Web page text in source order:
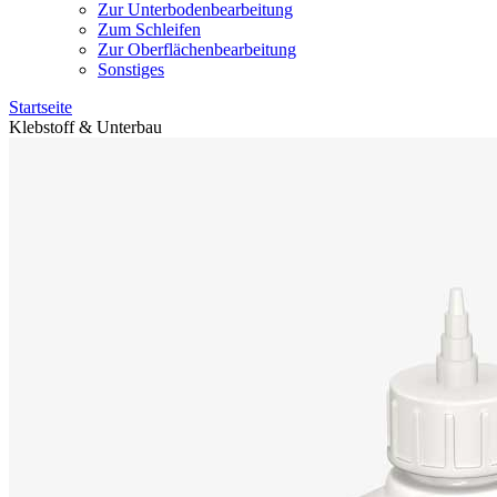
Zur Unterbodenbearbeitung
Zum Schleifen
Zur Oberflächenbearbeitung
Sonstiges
Startseite
Klebstoff & Unterbau